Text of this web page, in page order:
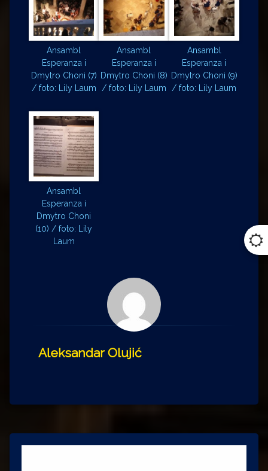
Ansambl
Esperanza i
Dmytro Choni (7)
/ foto: Lily Laum
Ansambl
Esperanza i
Dmytro Choni (8)
/ foto: Lily Laum
Ansambl
Esperanza i
Dmytro Choni (9)
/ foto: Lily Laum
Ansambl
Esperanza i
Dmytro Choni
(10) / foto: Lily
Laum
Aleksandar Olujić